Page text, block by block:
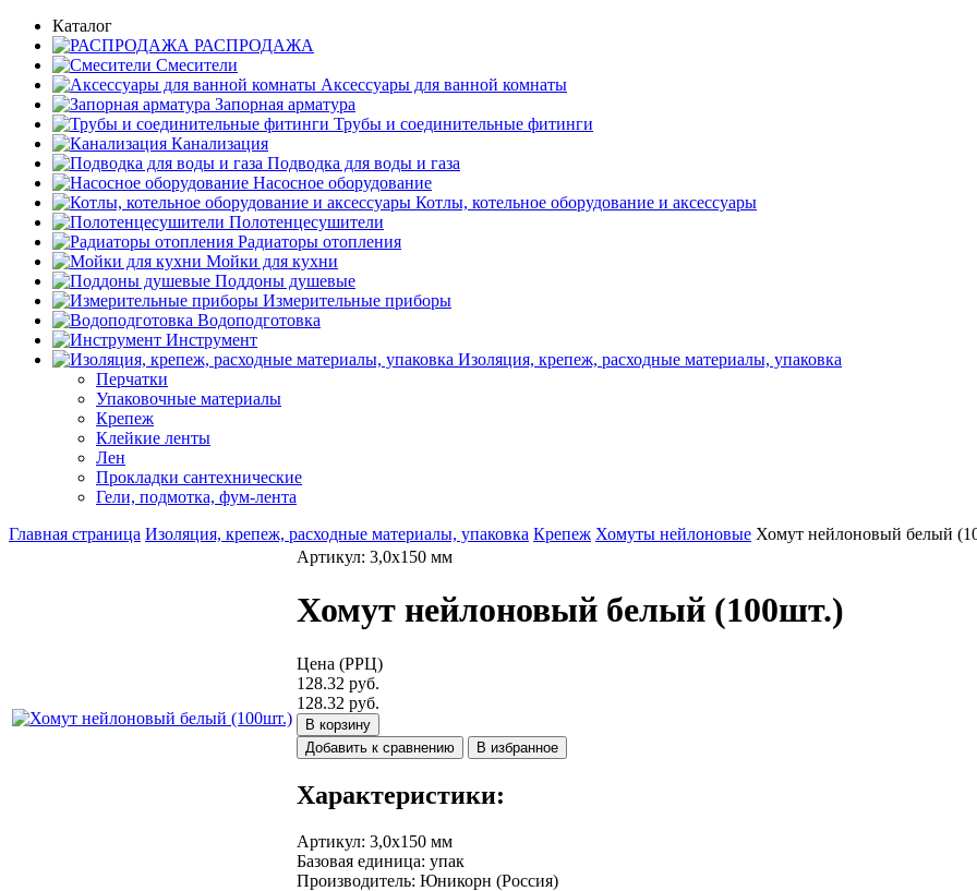
Каталог
РАСПРОДАЖА
Смесители
Аксессуары для ванной комнаты
Запорная арматура
Трубы и соединительные фитинги
Канализация
Подводка для воды и газа
Насосное оборудование
Котлы, котельное оборудование и аксессуары
Полотенцесушители
Радиаторы отопления
Мойки для кухни
Поддоны душевые
Измерительные приборы
Водоподготовка
Инструмент
Изоляция, крепеж, расходные материалы, упаковка
Перчатки
Упаковочные материалы
Крепеж
Клейкие ленты
Лен
Прокладки сантехнические
Гели, подмотка, фум-лента
Главная страница Изоляция, крепеж, расходные материалы, упаковка Крепеж Хомуты нейлоновые Хомут нейлоновый белый
Артикул: 3,0х150 мм
Хомут нейлоновый белый (100шт.)
Цена (РРЦ)
128.32 руб.
128.32 руб.
В корзину
Добавить к сравнению
В избранное
Характеристики:
Артикул: 3,0х150 мм
Базовая единица: упак
Производитель: Юникорн (Россия)